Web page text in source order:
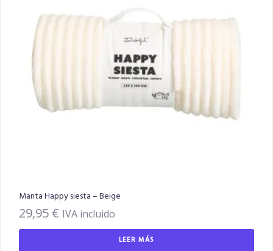
Manta Happy siesta – Beige
29,95 € IVA incluido
LEER MÁS